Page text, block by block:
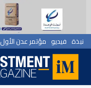
نبذة فيديو مؤتمر عدن الأول